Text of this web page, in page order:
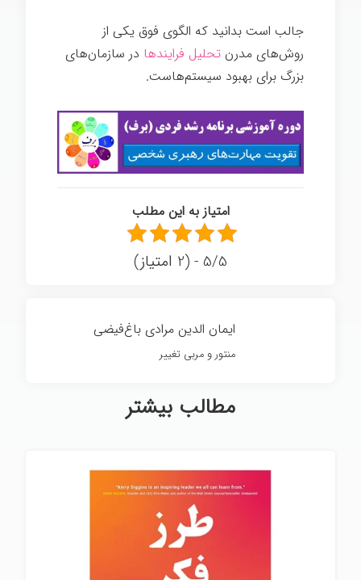
جالب است بدانید که الگوی فوق یکی از
روش‌های مدرن تحلیل فرایندها در سازمان‌های
بزرگ برای بهبود سیستم‌هاست.
امتیاز به این مطلب
5/5 - (2 امتیاز)
ايمان الدين مرادی باغ‌فيضی
منتور و مربی تغيير
مطالب بیشتر